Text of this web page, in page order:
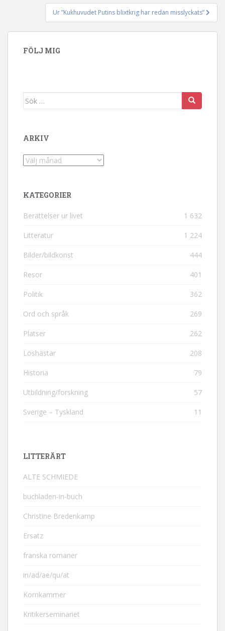
Ur ”Kukhuvudet Putins blixtkrig har redan misslyckats”
FÖLJ MIG
Sök efter:
ARKIV
Arkiv
KATEGORIER
Berättelser ur livet 1 632
Litteratur 1 224
Bilder/bildkonst 444
Resor 401
Politik 362
Ord och språk 269
Platser 262
Löshästar 208
Historia 79
Utbildning/forskning 57
Sverige – Tyskland 11
LITTERÄRT
ALTE SCHMIEDE
buchladen-in-buch
Christine Bredenkamp
Ersatz
franska romaner
in/ad/ae/qu/at
Kornkammer
Kritikerseminariet